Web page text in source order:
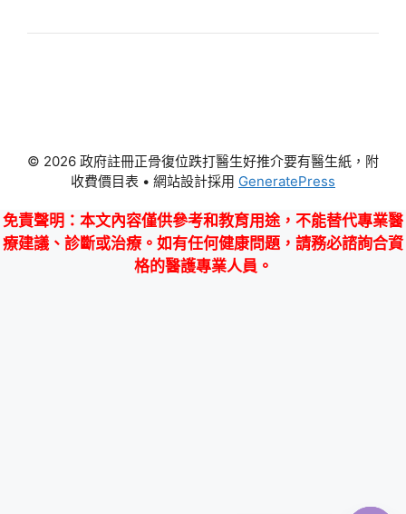
© 2026 政府註冊正骨復位跌打醫生好推介要有醫生紙，附
收費價目表 • 網站設計採用 GeneratePress
免責聲明 ：本文內容僅供參考和教育用途，不能替代專業醫
療建議、診斷或治療。如有任何健康問題，請務必諮詢合資
格的醫護專業人員。